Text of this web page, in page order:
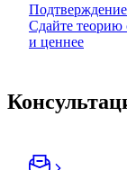
Сдайте теорию
и ценнее